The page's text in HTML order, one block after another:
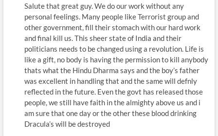
Salute that great guy. We do our work without any
personal feelings. Many people like Terrorist group and
other government, fill their stomach with our hard work
and final kill us. This sheer state of India and their
politicians needs to be changed using a revolution. Life is
like a gift, no body is having the permission to kill anybody
thats what the Hindu Dharma says and the boy’s father
was excellent in handling that and the same will defnly
reflected in the future. Even the govt has released those
people, we still have faith in the almighty above us and i
am sure that one day or the other these blood drinking
Dracula’s will be destroyed